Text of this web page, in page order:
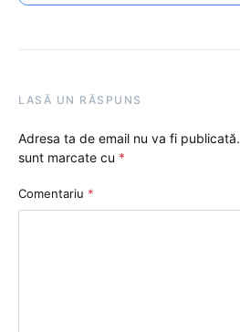
LASĂ UN RĂSPUNS
Adresa ta de email nu va fi publicată.
sunt marcate cu *
Comentariu *